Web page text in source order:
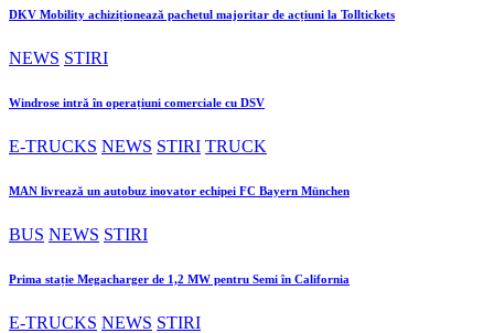
DKV Mobility achiziționează pachetul majoritar de acțiuni la Tolltickets
NEWS STIRI
Windrose intră în operațiuni comerciale cu DSV
E-TRUCKS NEWS STIRI TRUCK
MAN livrează un autobuz inovator echipei FC Bayern München
BUS NEWS STIRI
Prima stație Megacharger de 1,2 MW pentru Semi în California
E-TRUCKS NEWS STIRI